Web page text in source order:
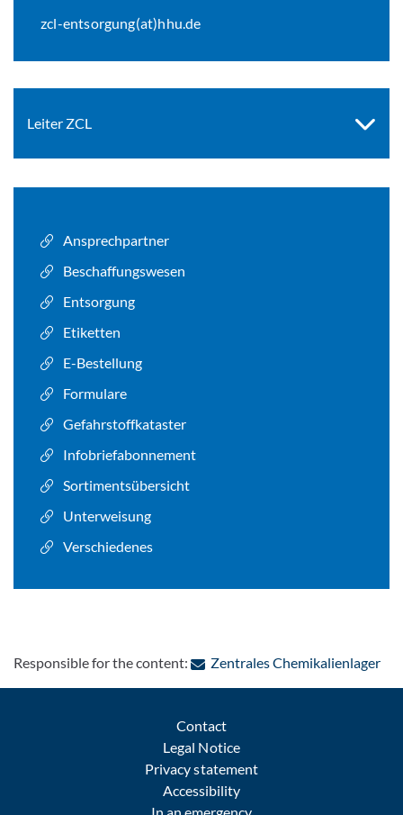
zcl-entsorgung(at)hhu.de
Leiter ZCL
Ansprechpartner
Beschaffungswesen
Entsorgung
Etiketten
E-Bestellung
Formulare
Gefahrstoffkataster
Infobriefabonnement
Sortimentsübersicht
Unterweisung
Verschiedenes
Responsible for the content: Zentrales Chemikalienlager:
Contact
Legal Notice
Privacy statement
Accessibility